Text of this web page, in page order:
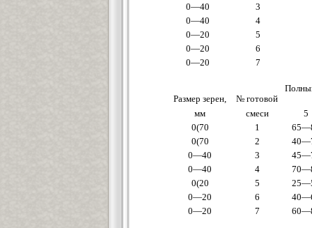
0—40
3
0—40
4
0—20
5
0—20
6
0—20
7
Размер зерен, № готовой
мм смеси
5
0(70
1
0(70
2
0—40
3
0—40
4
0(20
5
0—20
6
0—20
7